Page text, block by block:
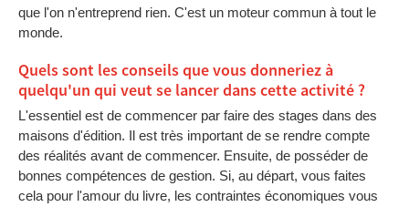
que l'on n'entreprend rien. C'est un moteur commun à tout le
monde.
Quels sont les conseils que vous donneriez à
quelqu'un qui veut se lancer dans cette activité ?
L'essentiel est de commencer par faire des stages dans des
maisons d'édition. Il est très important de se rendre compte
des réalités avant de commencer. Ensuite, de posséder de
bonnes compétences de gestion. Si, au départ, vous faites
cela pour l'amour du livre, les contraintes économiques vous